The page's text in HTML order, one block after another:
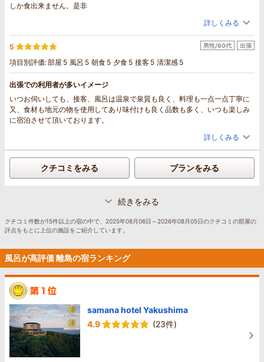
しか食出来ません。是非
詳しくみる
5
項目別評価:部屋 5 風呂 5 朝食 5 夕食 5 接客 5 清潔感 5
男性/60代 出張
出張での利用者が多いイメージ
いつお伺いしても、接客、風呂は温泉で泉質も良く、料理も一点一点丁寧に
又、食材も地元の物を使用してあり味付けも良く品数も多く、いつも楽しみ
に宿泊させて頂いております。
詳しくみる
クチコミをみる プランをみる
続きをみる
クチコミ件数が15件以上の宿の中で、2025年08月06日～2026年08月05日のクチコミの部屋の
評点をもとに上位の施設をご紹介しています。
風呂が高評価 離島の宿ランキング
samana hotel Yakushima
4.9
(23件)